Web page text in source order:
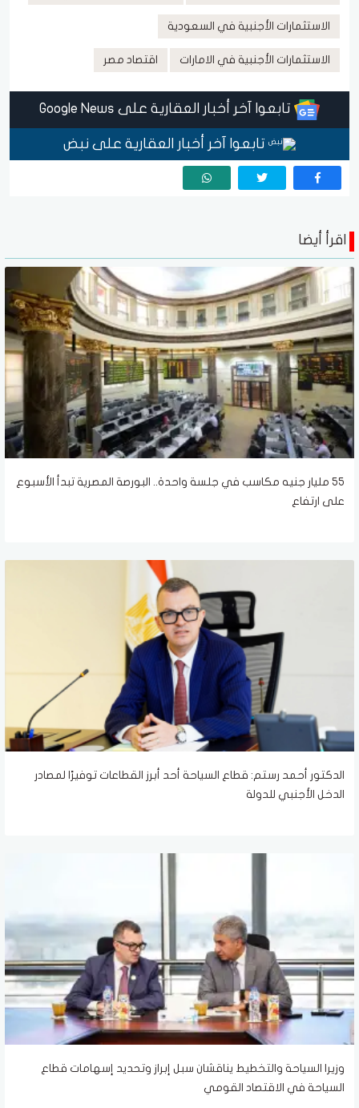
الاستثمارات الأجنبية في السعودية
الاستثمارات الأجنبية في الامارات اقتصاد مصر
تابعوا آخر أخبار العقارية على Google News
تابعوا آخر أخبار العقارية على نبض
اقرأ أيضا
55 مليار جنيه مكاسب في جلسة واحدة.. البورصة المصرية تبدأ الأسبوع
على ارتفاع
الدكتور أحمد رستم: قطاع السياحة أحد أبرز القطاعات توفيرًا لمصادر
الدخل الأجنبي للدولة
وزيرا السياحة والتخطيط يناقشان سبل إبراز وتحديد إسهامات قطاع
السياحة في الاقتصاد القومي